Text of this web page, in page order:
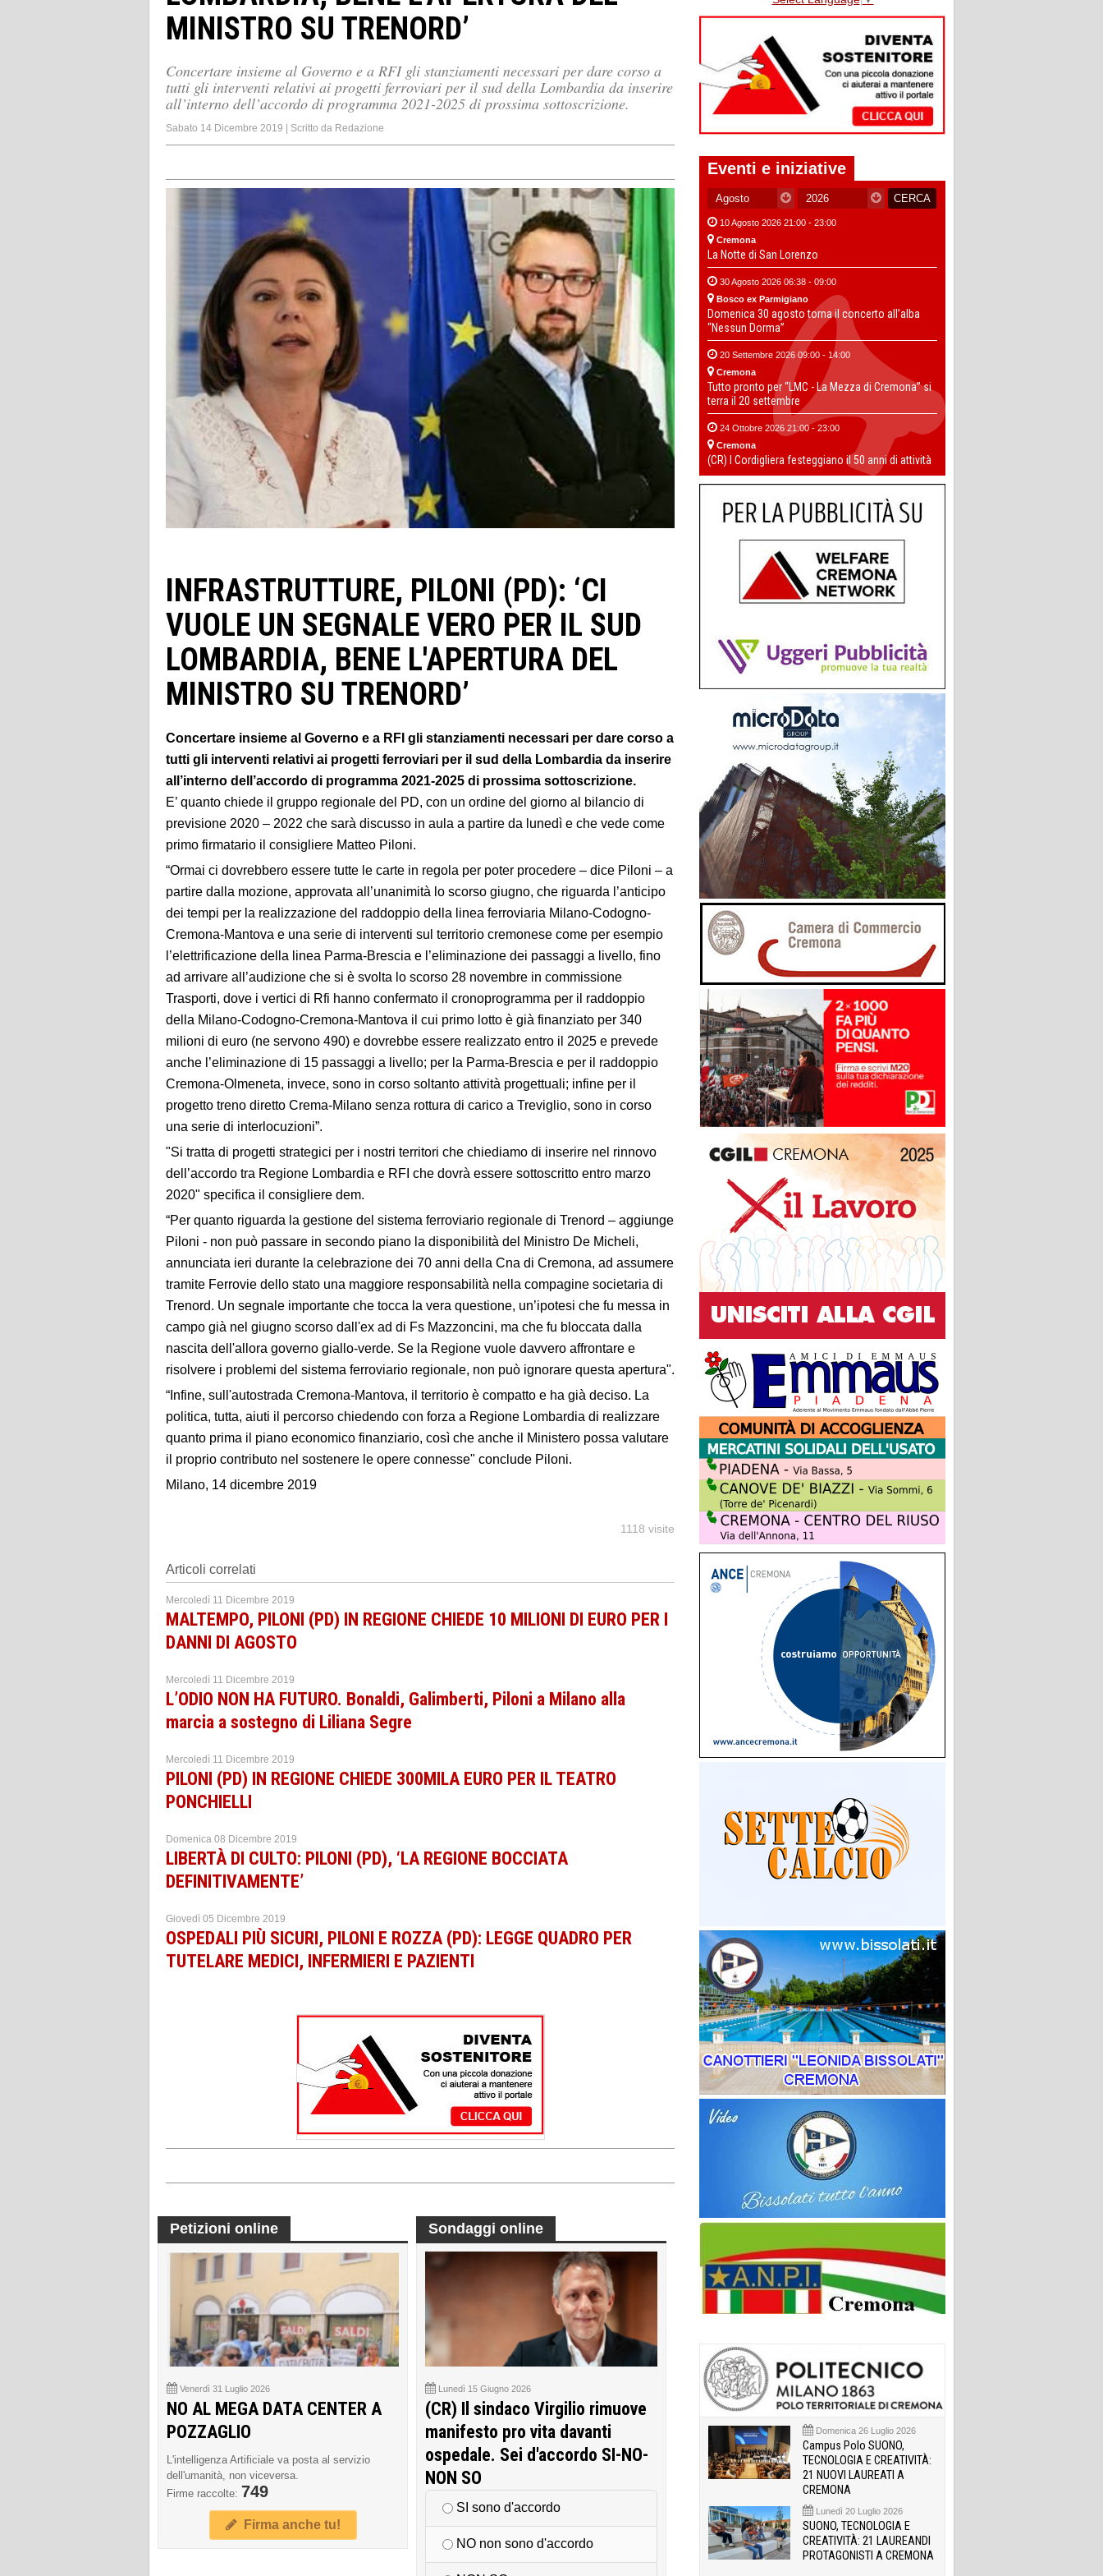
MINISTRO SU TRENORD’
Concertare insieme al Governo e a RFI gli stanziamenti necessari per dare corso a
tutti gli interventi relativi ai progetti ferroviari per il sud della Lombardia da inserire
all’interno dell’accordo di programma 2021-2025 di prossima sottoscrizione.
Sabato 14 Dicembre 2019 | Scritto da Redazione
INFRASTRUTTURE, PILONI (PD): ‘CI
VUOLE UN SEGNALE VERO PER IL SUD
LOMBARDIA, BENE L'APERTURA DEL
MINISTRO SU TRENORD’
Concertare insieme al Governo e a RFI gli stanziamenti necessari per dare corso a
tutti gli interventi relativi ai progetti ferroviari per il sud della Lombardia da inserire
all’interno dell’accordo di programma 2021-2025 di prossima sottoscrizione.
E’ quanto chiede il gruppo regionale del PD, con un ordine del giorno al bilancio di
previsione 2020 – 2022 che sarà discusso in aula a partire da lunedì e che vede come
primo firmatario il consigliere Matteo Piloni.
“Ormai ci dovrebbero essere tutte le carte in regola per poter procedere – dice Piloni – a
partire dalla mozione, approvata all’unanimità lo scorso giugno, che riguarda l’anticipo
dei tempi per la realizzazione del raddoppio della linea ferroviaria Milano-Codogno-
Cremona-Mantova e una serie di interventi sul territorio cremonese come per esempio
l’elettrificazione della linea Parma-Brescia e l’eliminazione dei passaggi a livello, fino
ad arrivare all’audizione che si è svolta lo scorso 28 novembre in commissione
Trasporti, dove i vertici di Rfi hanno confermato il cronoprogramma per il raddoppio
della Milano-Codogno-Cremona-Mantova il cui primo lotto è già finanziato per 340
milioni di euro (ne servono 490) e dovrebbe essere realizzato entro il 2025 e prevede
anche l’eliminazione di 15 passaggi a livello; per la Parma-Brescia e per il raddoppio
Cremona-Olmeneta, invece, sono in corso soltanto attività progettuali; infine per il
progetto treno diretto Crema-Milano senza rottura di carico a Treviglio, sono in corso
una serie di interlocuzioni”.
"Si tratta di progetti strategici per i nostri territori che chiediamo di inserire nel rinnovo
dell’accordo tra Regione Lombardia e RFI che dovrà essere sottoscritto entro marzo
2020" specifica il consigliere dem.
“Per quanto riguarda la gestione del sistema ferroviario regionale di Trenord – aggiunge
Piloni - non può passare in secondo piano la disponibilità del Ministro De Micheli,
annunciata ieri durante la celebrazione dei 70 anni della Cna di Cremona, ad assumere
tramite Ferrovie dello stato una maggiore responsabilità nella compagine societaria di
Trenord. Un segnale importante che tocca la vera questione, un’ipotesi che fu messa in
campo già nel giugno scorso dall'ex ad di Fs Mazzoncini, ma che fu bloccata dalla
nascita dell'allora governo giallo-verde. Se la Regione vuole davvero affrontare e
risolvere i problemi del sistema ferroviario regionale, non può ignorare questa apertura".
“Infine, sull'autostrada Cremona-Mantova, il territorio è compatto e ha già deciso. La
politica, tutta, aiuti il percorso chiedendo con forza a Regione Lombardia di realizzare
quanto prima il piano economico finanziario, così che anche il Ministero possa valutare
il proprio contributo nel sostenere le opere connesse" conclude Piloni.
Milano, 14 dicembre 2019
1118 visite
Articoli correlati
Mercoledì 11 Dicembre 2019
MALTEMPO, PILONI (PD) IN REGIONE CHIEDE 10 MILIONI DI EURO PER I
DANNI DI AGOSTO
Mercoledì 11 Dicembre 2019
L’ODIO NON HA FUTURO. Bonaldi, Galimberti, Piloni a Milano alla
marcia a sostegno di Liliana Segre
Mercoledì 11 Dicembre 2019
PILONI (PD) IN REGIONE CHIEDE 300MILA EURO PER IL TEATRO
PONCHIELLI
Domenica 08 Dicembre 2019
LIBERTÀ DI CULTO: PILONI (PD), ‘LA REGIONE BOCCIATA
DEFINITIVAMENTE’
Giovedì 05 Dicembre 2019
OSPEDALI PIÙ SICURI, PILONI E ROZZA (PD): LEGGE QUADRO PER
TUTELARE MEDICI, INFERMIERI E PAZIENTI
Petizioni online
Venerdì 31 Luglio 2026
NO AL MEGA DATA CENTER A
POZZAGLIO
L'intelligenza Artificiale va posta al servizio
dell'umanità, non viceversa.
Firme raccolte: 749
Firma anche tu!
Sondaggi online
Lunedì 15 Giugno 2026
(CR) Il sindaco Virgilio rimuove
manifesto pro vita davanti
ospedale. Sei d'accordo SI-NO-
NON SO
SI sono d'accordo
NO non sono d'accordo
Eventi e iniziative
10 Agosto 2026 21:00 - 23:00
Cremona
La Notte di San Lorenzo
30 Agosto 2026 06:38 - 09:00
Bosco ex Parmigiano
Domenica 30 agosto torna il concerto all’alba
“Nessun Dorma”
20 Settembre 2026 09:00 - 14:00
Cremona
Tutto pronto per “LMC - La Mezza di Cremona” si
terra il 20 settembre
24 Ottobre 2026 21:00 - 23:00
Cremona
(CR) I Cordigliera festeggiano il 50 anni di attività
Domenica 26 Luglio 2026
Campus Polo SUONO,
TECNOLOGIA E CREATIVITÀ:
21 NUOVI LAUREATI A
CREMONA
Lunedì 20 Luglio 2026
SUONO, TECNOLOGIA E
CREATIVITÀ: 21 LAUREANDI
PROTAGONISTI A CREMONA